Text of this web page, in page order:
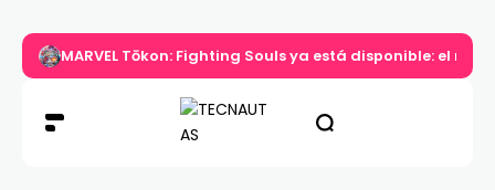
MARVEL Tōkon: Fighting Souls ya está disponible: el